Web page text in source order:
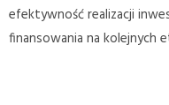
efektywność realizacji
finansowania na kolejnych